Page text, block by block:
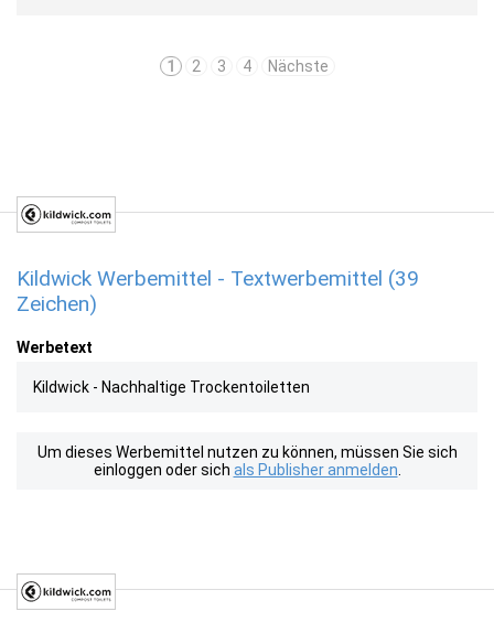
1 2 3 4 Nächste
Kildwick Werbemittel - Textwerbemittel (39
Zeichen)
Werbetext
Kildwick - Nachhaltige Trockentoiletten
Um dieses Werbemittel nutzen zu können, müssen Sie sich
einloggen oder sich als Publisher anmelden